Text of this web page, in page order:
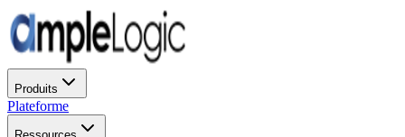
Produits
Plateforme